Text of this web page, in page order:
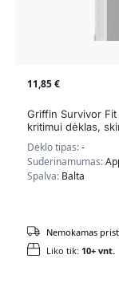
11,85€
Griffin Survivor
kritimui dėklas,
Dėklo tipas:-
Suderinamumas:
Spalva: Balta
Liko tik: 10+ vnt.
Nemokamas